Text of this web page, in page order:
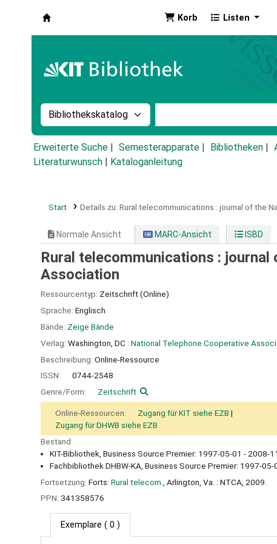
Korb Listen
Suche im Katalog nach:
Erweiterte Suche Semesterapparate Bibliotheken
Literaturwunsch
Kataloganleitung
Start Details zu: Rural telecommunications : journal of the
Normale Ansicht MARC-Ansicht ISBD
Rural telecommunications :
Association
Ressourcentyp: Zeitschrift (Online)
Sprache: Englisch
Bände: Zeige Bände
Verlag: Washington, DC : National Telephone Cooperative
Beschreibung: Online-Ressource
ISSN:
0744-2548
Genre/Form:
Zeitschrift
Online-Ressourcen:
Zugang für KIT siehe EZB
Zugang für DHWB siehe EZB
Bestand:
KIT-Bibliothek, Business Source Premier: 1997-05-01 - 2008-
Fachbibliothek DHBW-KA, Business Source Premier: 1997-
Fortsetzung: Forts: Rural telecom.
, Arlington, Va. : NTCA, 2009.
PPN: 341358576
Exemplare ( 0 )